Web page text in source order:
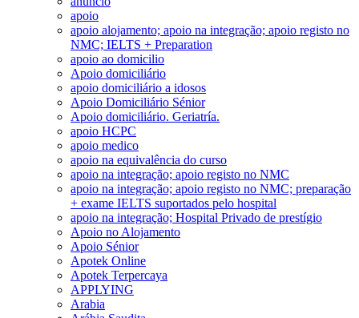
apoio
apoio alojamento; apoio na integração; apoio registo no
NMC; IELTS + Preparation
apoio ao domicilio
Apoio domiciliário
apoio domiciliário a idosos
Apoio Domiciliário Sénior
Apoio domiciliário. Geriatría.
apoio HCPC
apoio medico
apoio na equivalência do curso
apoio na integração; apoio registo no NMC
apoio na integração; apoio registo no NMC; preparação
+ exame IELTS suportados pelo hospital
apoio na integração; Hospital Privado de prestígio
Apoio no Alojamento
Apoio Sénior
Apotek Online
Apotek Terpercaya
APPLYING
Arabia